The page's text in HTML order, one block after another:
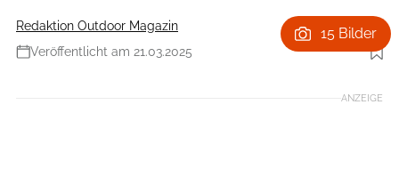
Redaktion Outdoor Magazin
Veröffentlicht am 21.03.2025
Foto: TV Gsieser Tal/ Kamilla Photography
15 Bilder
ANZEIGE